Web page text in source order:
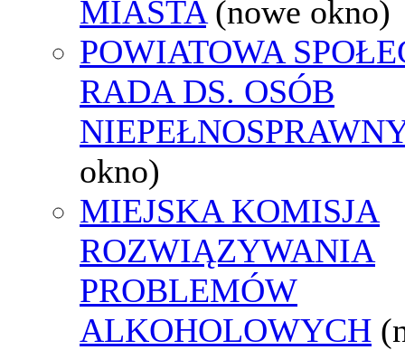
MIASTA (nowe okno)
POWIATOWA
RADA DS. OSÓB
okno)
MIEJSKA KOMISJA
ROZWIĄZYWANIA
PROBLEMÓW
ALKOHOLOWYCH